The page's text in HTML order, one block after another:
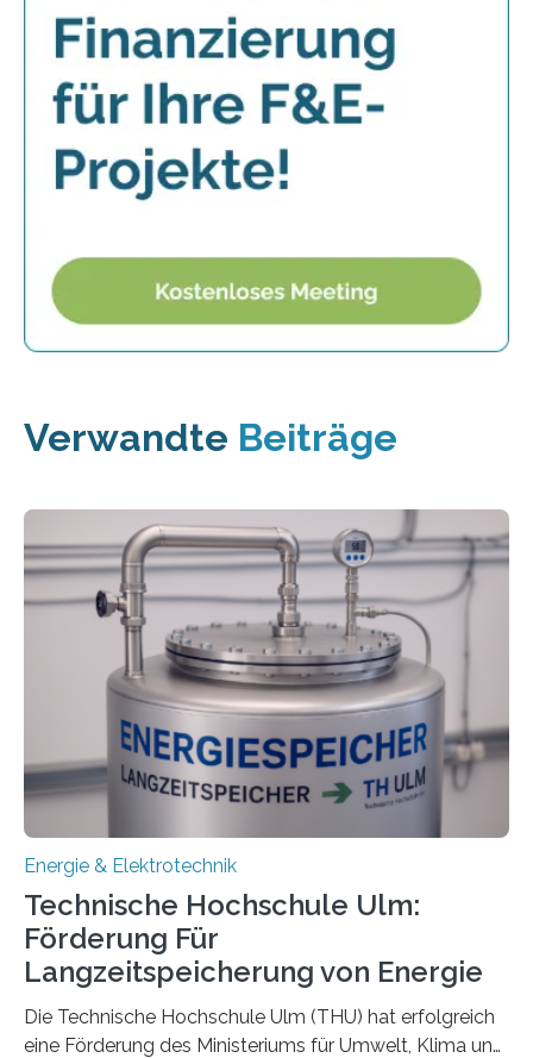
Verwandte Beiträge
Energie & Elektrotechnik
Technische Hochschule Ulm:
Förderung Für
Langzeitspeicherung von Energie
Die Technische Hochschule Ulm (THU) hat erfolgreich
eine Förderung des Ministeriums für Umwelt, Klima und